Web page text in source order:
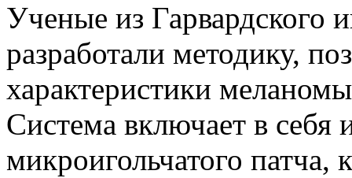
Ученые из
разработали методику,
характеристики
Система включает в себя
микроигольчатого патча,